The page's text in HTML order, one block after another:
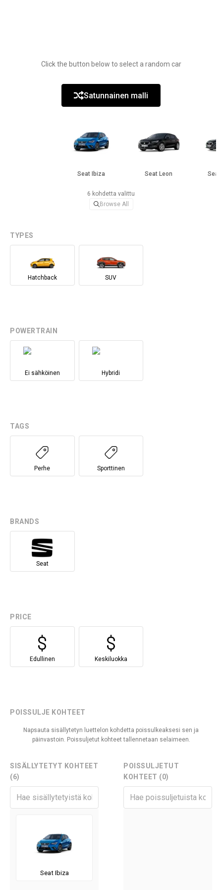
Click the button below to select a random car
Satunnainen malli
Seat Ibiza Seat Leon Seat
6 kohdetta valittu
Browse All
TYPES
Hatchback SUV
POWERTRAIN
Ei sähköinen Hybridi
TAGS
Perhe Sporttinen
BRANDS
Seat
PRICE
Edullinen Keskiluokka
POISSULJE KOHTEET
Napsauta sisällytetyn luettelon kohdetta poissulkeaksesi sen ja
päinvastoin. Poissuljetut kohteet tallennetaan selaimeen.
SISÄLLYTETYT KOHTEET
(6)
Seat Ibiza
POISSULJETUT
KOHTEET (0)